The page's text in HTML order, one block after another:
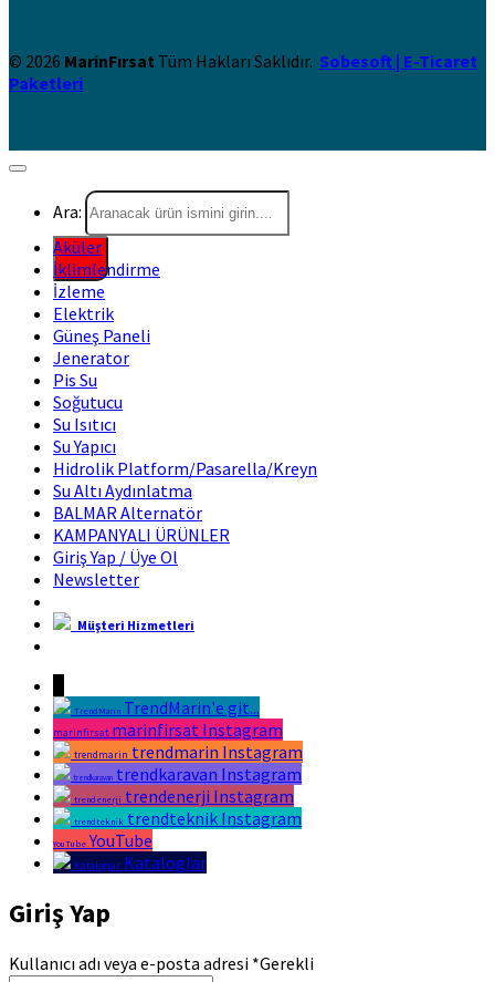
© 2026 MarinFırsat Tüm Hakları Saklıdır. Sobesoft | E-Ticaret
Paketleri
Ara:
Aküler
İklimlendirme
İzleme
Elektrik
Güneş Paneli
Jenerator
Pis Su
Soğutucu
Su Isıtıcı
Su Yapıcı
Hidrolik Platform/Pasarella/Kreyn
Su Altı Aydınlatma
BALMAR Alternatör
KAMPANYALI ÜRÜNLER
Giriş Yap / Üye Ol
Newsletter
Müşteri Hizmetleri
TrendMarin TrendMarin'e git...
marinfirsat marinfirsat Instagram
trendmarin trendmarin Instagram
trendkaravan trendkaravan Instagram
trendenerji trendenerji Instagram
trendteknik trendteknik Instagram
YouTube YouTube
Kataloglar Kataloglar
Giriş Yap
Kullanıcı adı veya e-posta adresi *Gerekli